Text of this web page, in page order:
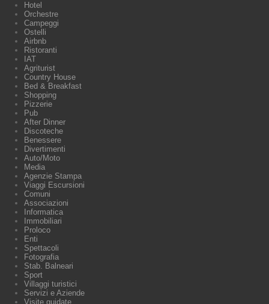
Hotel
Orchestre
Campeggi
Ostelli
Airbnb
Ristoranti
IAT
Agriturist
Country House
Bed & Breakfast
Shopping
Pizzerie
Pub
After Dinner
Discoteche
Benessere
Divertimenti
Auto/Moto
Media
Agenzie Stampa
Viaggi Escursioni
Comuni
Associazioni
Informatica
Immobiliari
Proloco
Enti
Spettacoli
Fotografia
Stab. Balneari
Sport
Villaggi turistici
Servizi e Aziende
Visite guidate